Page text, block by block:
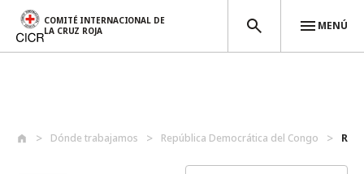
COMITÉ INTERNACIONAL DE
LA CRUZ ROJA
MENÚ
Dónde trabajamos República Democrática del Congo